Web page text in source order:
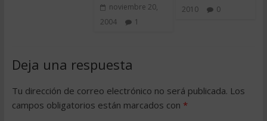
noviembre 20,
2004
1
2010
0
Deja una respuesta
Tu dirección de correo electrónico no será publicada. Los
campos obligatorios están marcados con *